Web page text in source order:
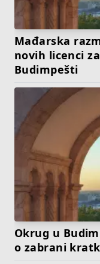
Mađarska
novih licenci
Budimpešti
Okrug u
o zabrani